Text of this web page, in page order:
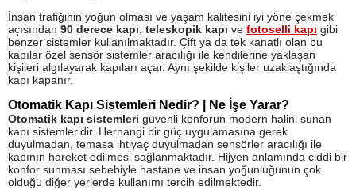
İnsan trafiğinin yoğun olması ve yaşam kalitesini iyi yöne çekmek
açısından 90 derece kapı teleskopik kapı ve fotoselli kapı gibi
benzer sistemler kullanılmaktadır. Çift ya da tek kanatlı olan bu
kapılar özel sensör sistemler aracılığı ile kendilerine yaklaşan
kişileri algılayarak kapıları açar. Aynı şekilde kişiler uzaklaştığında
kapı kapanır.
Otomatik Kapı Sistemleri Nedir? | Ne İşe Yarar?
Otomatik kapı sistemleri güvenli konforun modern halini sunan
kapı sistemleridir. Herhangi bir güç uygulamasına gerek
duyulmadan, temasa ihtiyaç duyulmadan sensörler aracılığı ile
kapının hareket edilmesi sağlanmaktadır. Hijyen anlamında ciddi bir
konfor sunması sebebiyle hastane ve insan yoğunluğunun çok
olduğu diğer yerlerde kullanımı tercih edilmektedir.